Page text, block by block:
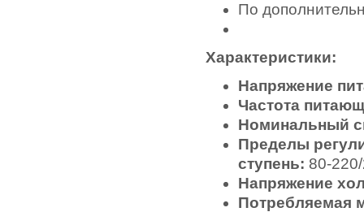
По
Характеристики:
Напряжение
Частота
Номинальный
Пределы
ступень: 80-220/
Напряжение
Потребляемая